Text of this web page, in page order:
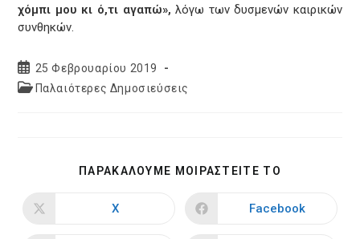
χόμπι μου κι ό,τι αγαπώ»,λόγω των δυσμενών καιρικών
συνθηκών.
Post
published:
25 Φεβρουαρίου 2019
PostΠαλαιότερες Δημοσιεύσεις
ΠΑΡΑΚΑΛΟΥΜΕ ΜΟΙΡΑΣΤΕΙΤΕ ΤΟ
CONTENT
Opens
X
Opens
Facebook